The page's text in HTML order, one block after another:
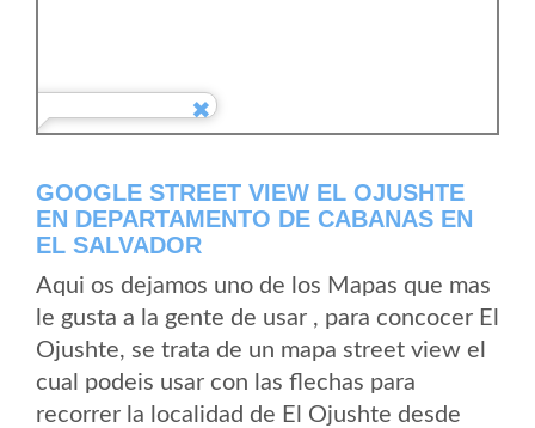
GOOGLE STREET VIEW EL OJUSHTE
EN DEPARTAMENTO DE CABANAS EN
EL SALVADOR
Aqui os dejamos uno de los Mapas que mas
le gusta a la gente de usar , para concocer El
Ojushte, se trata de un mapa street view el
cual podeis usar con las flechas para
recorrer la localidad de El Ojushte desde